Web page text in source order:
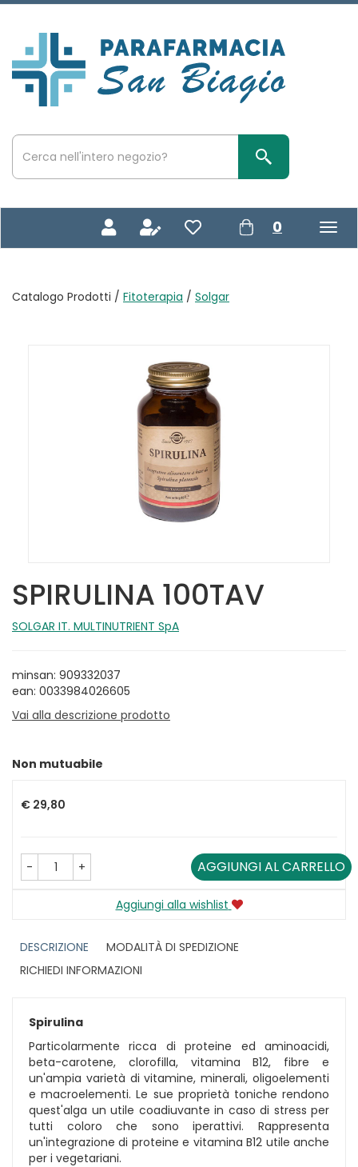
Passa
principale
San
Biagio
Cerca
Prodotto
Cerca Prodotto
0 prodotti
inseriti
Catalogo Prodotti / Fitoterapia / Solgar
SPIRULINA 100TAV
SOLGAR IT. MULTINUTRIENT SpA
minsan: 909332037
ean: 0033984026605
Vai alla descrizione prodotto
Non mutuabile
€ 29,80
- + AGGIUNGI AL CARRELLO
Aggiungi alla wishlist
DESCRIZIONE
MODALITÀ DI SPEDIZIONE
RICHIEDI INFORMAZIONI
Spirulina
Particolarmente ricca di proteine ed aminoacidi,
beta-carotene, clorofilla, vitamina B12, fibre e
un'ampia varietà di vitamine, minerali, oligoelementi
e macroelementi. Le sue proprietà toniche rendono
quest'alga un utile coadiuvante in caso di stress per
tutti coloro che sono iperattivi. Rappresenta
un'integrazione di proteine e vitamina B12 utile anche
per i vegetariani.